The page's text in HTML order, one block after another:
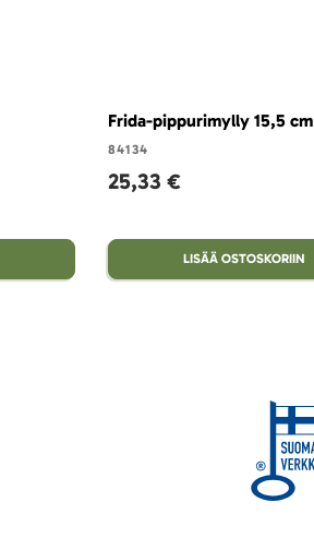
Frida-pippurimylly 15,5 cm
84134
25,33 €
LISÄÄ OSTOSKORIIN